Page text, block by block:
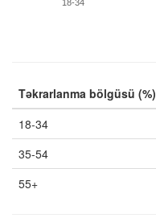
18-34
Təkrarlanma bölgüsü (%)
18-34
35-54
55+